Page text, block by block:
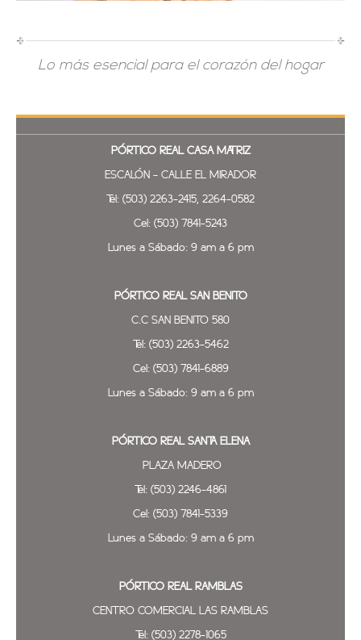
Lo más esencial para el corazón del hogar
PÓRTICO REAL CASA MATRIZ
ESCALÓN - CALLE EL MIRADOR
Tel: (503) 2263-2415, 2264-0582
Cel: (503) 7841-5243
Lunes a Sábado: 9 am a 6 pm
PÓRTICO REAL SAN BENITO
C.C SAN BENITO 580
Tel: (503) 2263-5462
Cel: (503) 7841-6889
Lunes a Sábado: 9 am a 6 pm
PÓRTICO REAL SANTA ELENA
PLAZA MADERO
Tel: (503) 2246-4861
Cel: (503) 7841-5339
Lunes a Sábado: 9 am a 6 pm
PÓRTICO REAL RAMBLAS
CENTRO COMERCIAL LAS RAMBLAS
Tel: (503) 2278-1065